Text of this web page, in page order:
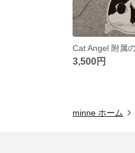
3,500円
minne ホーム